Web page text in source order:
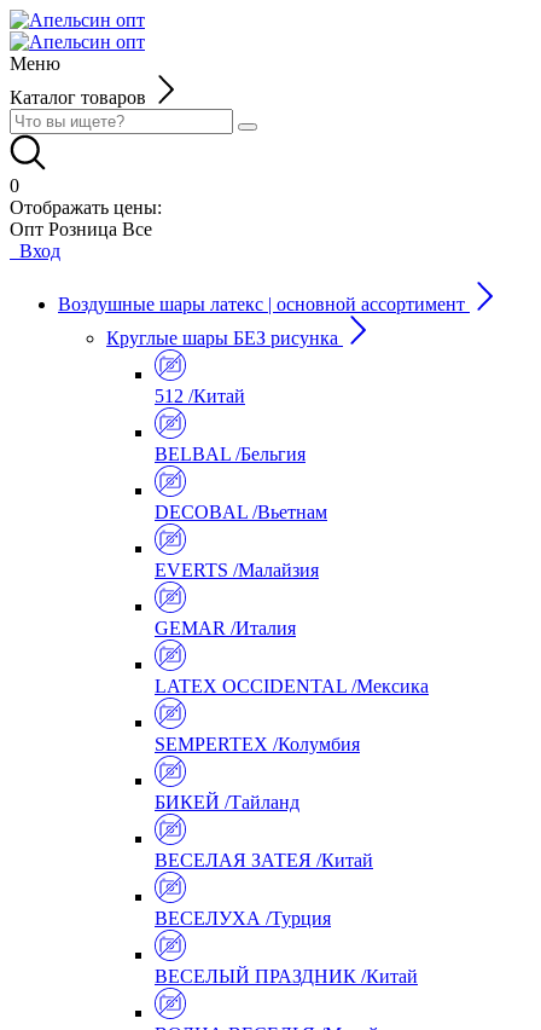
Меню
Каталог товаров
0
Отображать цены:
Опт Розница Все
Вход
Воздушные шары латекс | основной ассортимент
Круглые шары БЕЗ рисунка
512 /Китай
BELBAL /Бельгия
DECOBAL /Вьетнам
EVERTS /Малайзия
GEMAR /Италия
LATEX OCCIDENTAL /Мексика
SEMPERTEX /Колумбия
БИКЕЙ /Тайланд
ВЕСЕЛАЯ ЗАТЕЯ /Китай
ВЕСЕЛУХА /Турция
ВЕСЕЛЫЙ ПРАЗДНИК /Китай